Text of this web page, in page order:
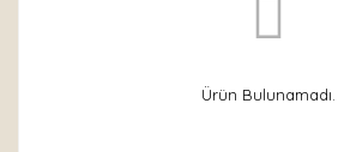
Ürün Bulunamadı.